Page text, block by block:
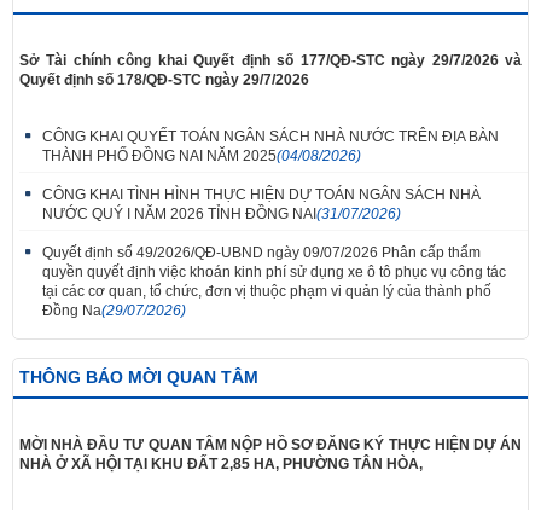
Sở Tài chính công khai Quyết định số 177/QĐ-STC ngày 29/7/2026 và
Quyết định số 178/QĐ-STC ngày 29/7/2026
CÔNG KHAI QUYẾT TOÁN NGÂN SÁCH NHÀ NƯỚC TRÊN ĐỊA BÀN
THÀNH PHỐ ĐỒNG NAI NĂM 2025(04/08/2026)
CÔNG KHAI TÌNH HÌNH THỰC HIỆN DỰ TOÁN NGÂN SÁCH NHÀ
NƯỚC QUÝ I NĂM 2026 TỈNH ĐỒNG NAI(31/07/2026)
Quyết định số 49/2026/QĐ-UBND ngày 09/07/2026 Phân cấp thẩm
quyền quyết định việc khoán kinh phí sử dụng xe ô tô phục vụ công tác
tại các cơ quan, tổ chức, đơn vị thuộc phạm vi quản lý của thành phố
Đồng Na(29/07/2026)
THÔNG BÁO MỜI QUAN TÂM
MỜI NHÀ ĐẦU TƯ QUAN TÂM NỘP HỒ SƠ ĐĂNG KÝ THỰC HIỆN DỰ ÁN
NHÀ Ở XÃ HỘI TẠI KHU ĐẤT 2,85 HA, PHƯỜNG TÂN HÒA,